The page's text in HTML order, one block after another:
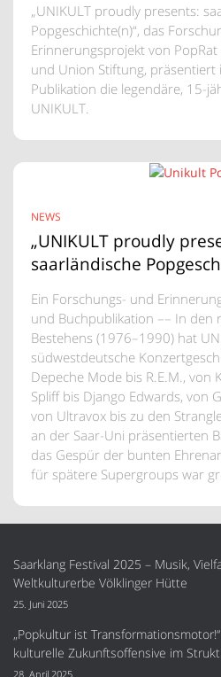
„UNIKULT proudly presents:
Popgeschichte(n)“, das
Erinnerungsprojekt von PopRat
und Union Stiftung, präsentiert
Publikation die legendäre, 15-
UNIKULT.
NEWS
„UNIKULT proudly
saarländische
Ein Forschungs- und
und Buchpublikation –– In den
Bestehens (1976–1990) hat
südwestdeutsche
Depeche Mode bis R.E.M., von
Spliff bis Django Edwards, von
von Ultravox bis zu den
an der Saar-Uni präsentierten
das Gespür der bunten
für spätere Supergroups war
Saarklang Festival 2025 – Musik,
Weltkulturerbe Völklinger Hütte
25. Juni 2025
„Popkultur ist
kulturelle Zukunftsoffensive im
28. April 2025